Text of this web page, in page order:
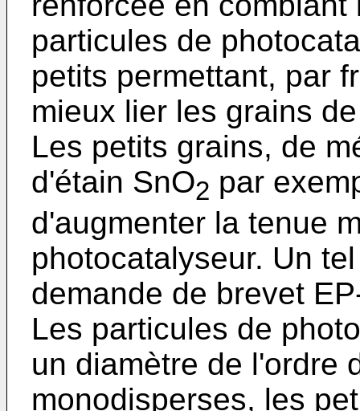
particules de
petits permettant, par
mieux lier les grains
Les petits grains, de
d'étain SnO2 par
d'augmenter la tenue
photocatalyseur. Un
demande de brevet
Les particules de
un diamètre de l'ordre
monodisperses, les